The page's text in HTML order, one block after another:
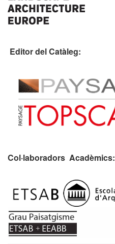
Editor del Catàleg:
Col·laboradors Acadèmics: